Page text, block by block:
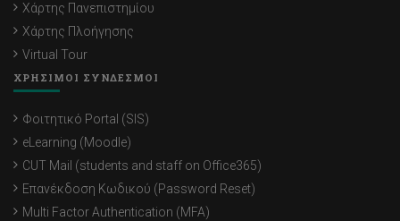
Χάρτης Πανεπιστημίου
Χάρτης Πλοήγησης
Virtual Tour
ΧΡΗΣΙΜΟΙ ΣΥΝΔΕΣΜΟΙ
Φοιτητικό Portal (SIS)
eLearning (Moodle)
CUT Mail (students and staff on Office365)
Επανέκδοση Κωδικού (Password Reset)
Multi Factor Authentication (MFA)